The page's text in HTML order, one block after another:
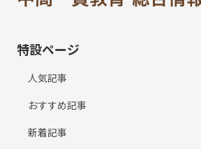
特設ページ
人気記事
おすすめ記事
新着記事